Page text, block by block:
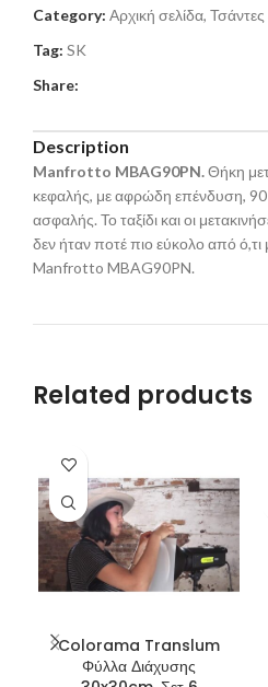
Category: Αρχική σελίδα,
Tag: SK
Share:
Description
Manfrotto MBAG90PN.Θήκη
κεφαλής, με αφρώδη επένδυση, 90
ασφαλής. Το ταξίδι και οι
δεν ήταν ποτέ πιο εύκολο από
Manfrotto MBAG90PN.
Related products
Colorama Translum
Φύλλα Διάχυσης